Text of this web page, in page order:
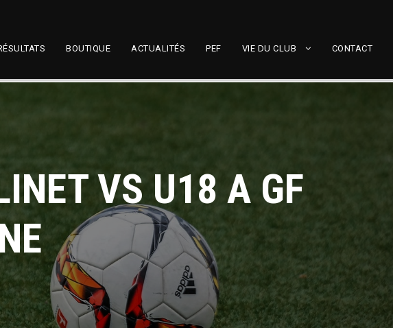
BOUTIQUE ACTUALITÉS PEF VIE DU CLUB CONTACT
VS U18 A GF